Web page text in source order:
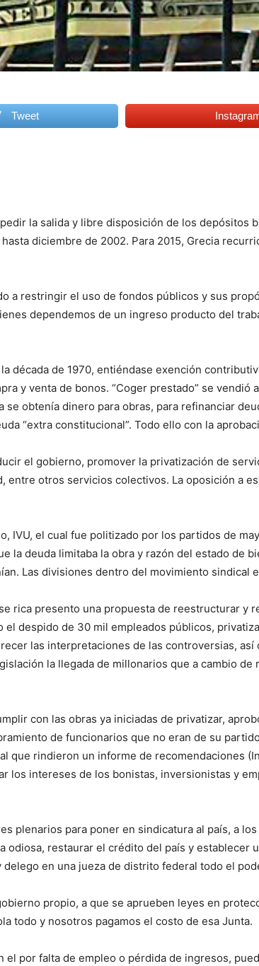
Tweet
la salida y libre disposición de los depósitos
diciembre de 2002. Para 2015, Grecia
a restringir el uso de fondos públicos y sus
dependemos de un ingreso producto del
de 1970, entiéndase exención
y venta de bonos. “Coger prestado” se
obtenía dinero para obras, para refinanciar
“extra constitucional”. Todo ello con la
el gobierno, promover la privatización de
otros servicios colectivos. La oposición a
IVU, el cual fue politizado por los partidos de
la deuda limitaba la obra y razón del estado de
Las divisiones dentro del movimiento sindical
rica presento una propuesta de reestructurar y
despido de 30 mil empleados públicos,
las interpretaciones de las controversias,
la llegada de millonarios que a cambio
con las obras ya iniciadas de privatizar,
de funcionarios que no eran de su
que rindieron un informe de recomendaciones
los intereses de los bonistas, inversionistas y
plenarios para poner en sindicatura al país, a
odiosa, restaurar el crédito del país y
en una jueza de distrito federal todo el
propio, a que se aprueben leyes en
todo y nosotros pagamos el costo de esa Junta.
por falta de empleo o pérdida de ingresos,